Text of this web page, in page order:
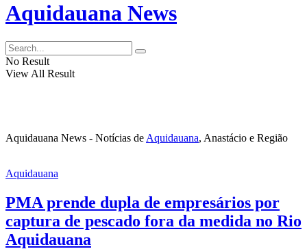
Aquidauana News
No Result
View All Result
Aquidauana News - Notícias de Aquidauana, Anastácio e Região
Aquidauana
PMA prende dupla de empresários por
captura de pescado fora da medida no Rio
Aquidauana